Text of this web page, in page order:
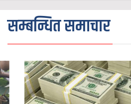
सम्बन्धित समाचार